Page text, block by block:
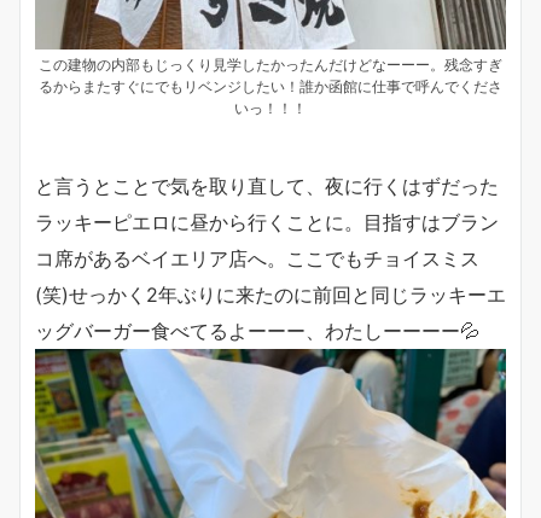
この建物の内部もじっくり見学したかったんだけどなーーー。残念すぎ
るからまたすぐにでもリベンジしたい！誰か函館に仕事で呼んでくださ
いっ！！！
と言うとことで気を取り直して、夜に行くはずだった
ラッキーピエロに昼から行くことに。目指すはブラン
コ席があるベイエリア店へ。ここでもチョイスミス
(笑)せっかく2年ぶりに来たのに前回と同じラッキーエ
ッグバーガー食べてるよーーー、わたしーーーー💦